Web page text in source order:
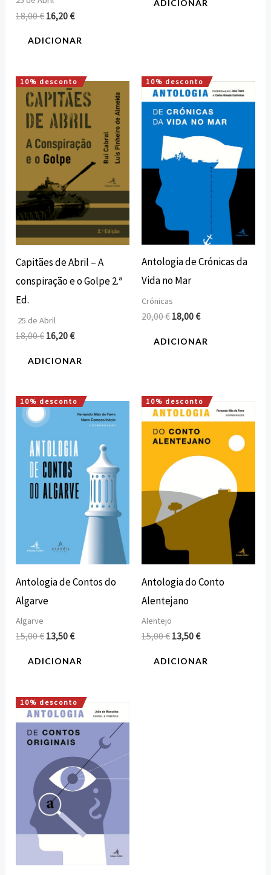
18,00€ 16,20€
ADICIONAR
ADICIONAR
10% desconto
Capitães de Abril – A
conspiração e o Golpe 2.ª
Ed.
25 de Abril
18,00€
O
preço
original
era:
18,00 €.
16,20€
O
preço
atual
é:
16,20 €.
ADICIONAR
10% desconto
Antologia de Crónicas da
Vida no Mar
Crónicas
20,00€
O
preço
original
era:
18,00€
O
preço
atual
é:
ADICIONAR
10% desconto
Antologia de Contos do
Algarve
Algarve
15,00€
O
preço
era:
15,00 €.
13,50€
O
preço
atual
é:
13,50 €.
ADICIONAR
10% desconto
Antologia do Conto
Alentejano
Alentejo
15,00€
O
preço
original
era:
13,50€
O
preço
atual
é:
13,50 €.
ADICIONAR
10% desconto
O
preço
original
era:
O
preço
atual
é:
13,50 €.